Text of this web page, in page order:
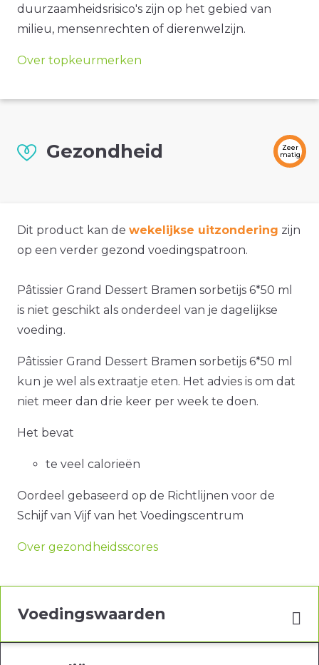
duurzaamheidsrisico's zijn op het gebied van
milieu, mensenrechten of dierenwelzijn.
Over topkeurmerken
Gezondheid
Zeer
matig
Dit product kan de wekelijkse uitzondering zijn
op een verder gezond voedingspatroon.
Pâtissier Grand Dessert Bramen sorbetijs 6*50 ml
is niet geschikt als onderdeel van je dagelijkse
voeding.
Pâtissier Grand Dessert Bramen sorbetijs 6*50 ml
kun je wel als extraatje eten. Het advies is om dat
niet meer dan drie keer per week te doen.
Het bevat
te veel calorieën
Oordeel gebaseerd op de Richtlijnen voor de
Schijf van Vijf van het Voedingscentrum
Over gezondheidsscores
Voedingswaarden